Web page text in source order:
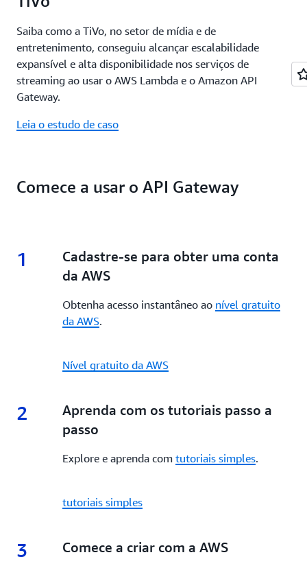
Saiba como a TiVo, no setor de mídia e de
entretenimento, conseguiu alcançar escalabilidade
expansível e alta disponibilidade nos serviços de
streaming ao usar o AWS Lambda e o Amazon API
Gateway.
Leia o estudo de caso
Comece a usar o API Gateway
1 1.
Cadastre-se para obter uma conta
da AWS
Obtenha acesso instantâneo ao nível gratuito
da AWS.
Nível gratuito da AWS
2 2.
Aprenda com os tutoriais passo a
passo
Explore e aprenda com tutoriais simples.
tutoriais simples
3 3.
Comece a criar com a AWS